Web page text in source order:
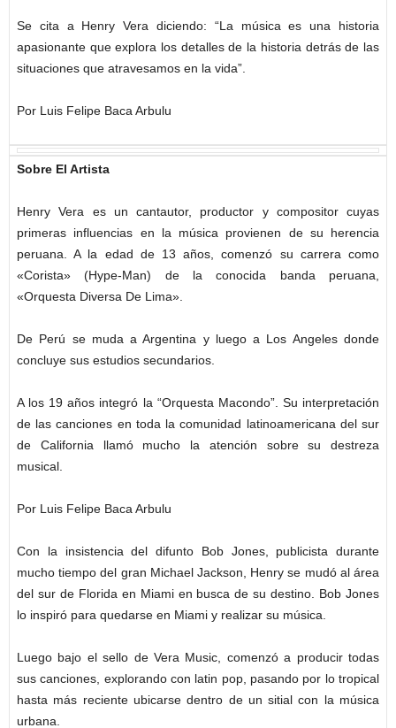
Se cita a Henry Vera diciendo: “La música es una historia
apasionante que explora los detalles de la historia detrás de las
situaciones que atravesamos en la vida”.
Por Luis Felipe Baca Arbulu
Sobre El Artista
Henry Vera es un cantautor, productor y compositor cuyas
primeras influencias en la música provienen de su herencia
peruana. A la edad de 13 años, comenzó su carrera como
«Corista» (Hype-Man) de la conocida banda peruana,
«Orquesta Diversa De Lima».
De Perú se muda a Argentina y luego a Los Angeles donde
concluye sus estudios secundarios.
A los 19 años integró la “Orquesta Macondo”. Su interpretación
de las canciones en toda la comunidad latinoamericana del sur
de California llamó mucho la atención sobre su destreza
musical.
Por Luis Felipe Baca Arbulu
Con la insistencia del difunto Bob Jones, publicista durante
mucho tiempo del gran Michael Jackson, Henry se mudó al área
del sur de Florida en Miami en busca de su destino. Bob Jones
lo inspiró para quedarse en Miami y realizar su música.
Luego bajo el sello de Vera Music, comenzó a producir todas
sus canciones, explorando con latin pop, pasando por lo tropical
hasta más reciente ubicarse dentro de un sitial con la música
urbana.